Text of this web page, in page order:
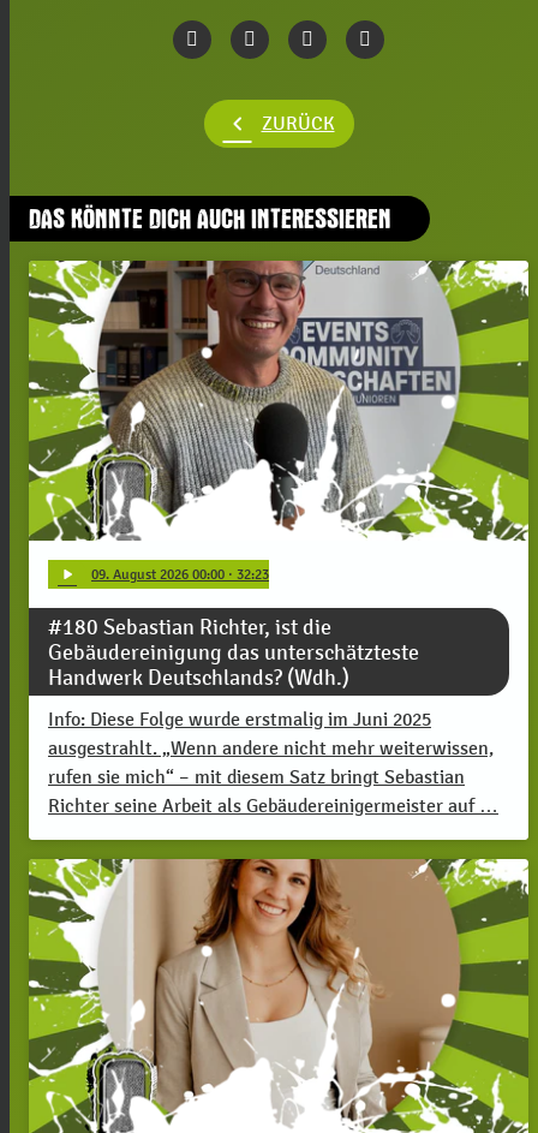
chevron_left ZURÜCK
DAS KÖNNTE DICH AUCH INTERESSIEREN
play_arrow 09. August 2026 00:00 · 32:23
#180 Sebastian Richter, ist die
Gebäudereinigung das unterschätzteste
Handwerk Deutschlands? (Wdh.)
Info: Diese Folge wurde erstmalig im Juni 2025
ausgestrahlt. „Wenn andere nicht mehr weiterwissen,
rufen sie mich“ – mit diesem Satz bringt Sebastian
Richter seine Arbeit als Gebäudereinigermeister auf …